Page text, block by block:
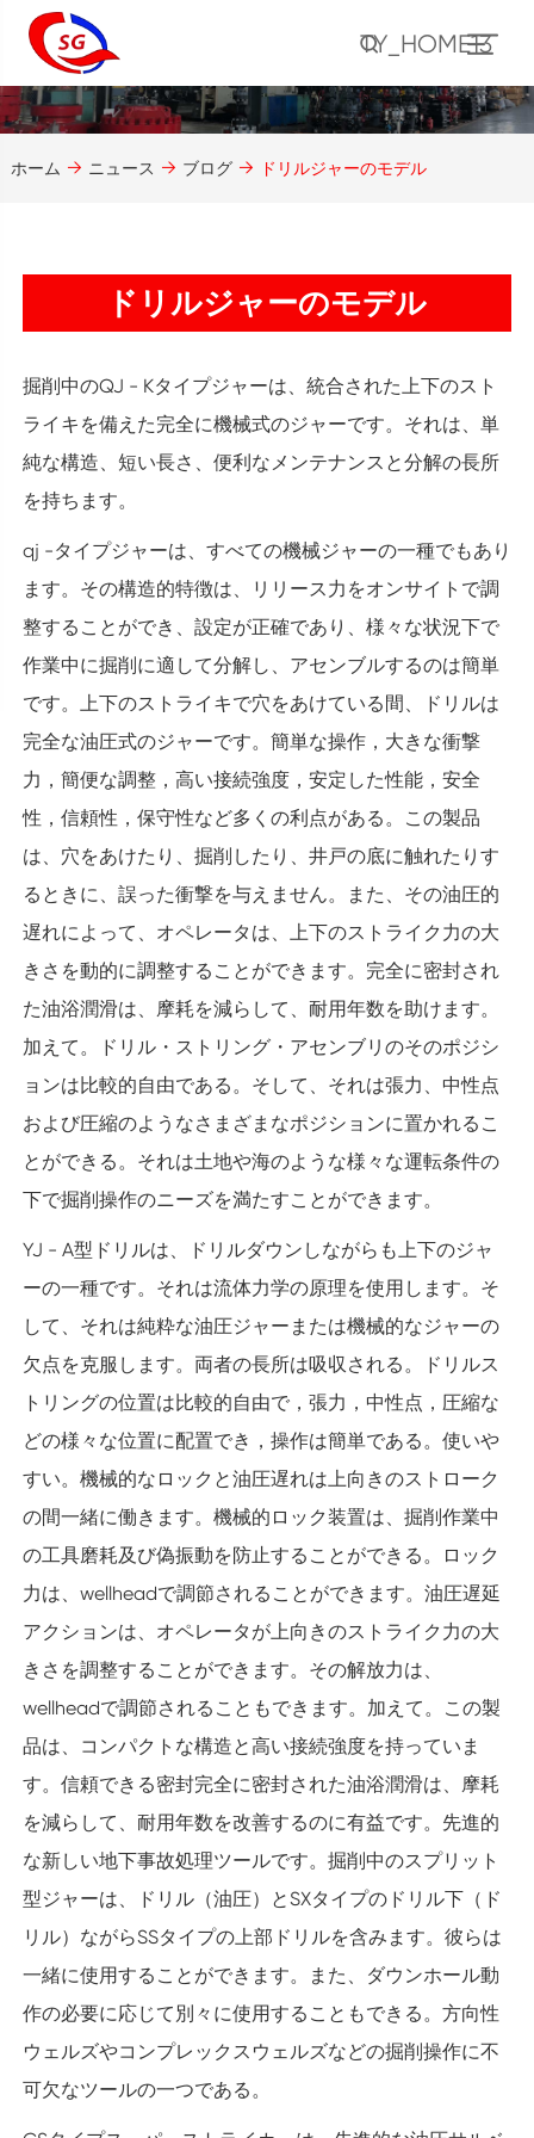
TY_HOME13
ホーム ニュース ブログ ドリルジャーのモデル
ドリルジャーのモデル
掘削中のQJ - Kタイプジャーは、統合された上下のスト
ライキを備えた完全に機械式のジャーです。それは、単
純な構造、短い長さ、便利なメンテナンスと分解の長所
を持ちます。
qj -タイプジャーは、すべての機械ジャーの一種でもあり
ます。その構造的特徴は、リリース力をオンサイトで調
整することができ、設定が正確であり、様々な状況下で
作業中に掘削に適して分解し、アセンブルするのは簡単
です。上下のストライキで穴をあけている間、ドリルは
完全な油圧式のジャーです。簡単な操作，大きな衝撃
力，簡便な調整，高い接続強度，安定した性能，安全
性，信頼性，保守性など多くの利点がある。この製品
は、穴をあけたり、掘削したり、井戸の底に触れたりす
るときに、誤った衝撃を与えません。また、その油圧的
遅れによって、オペレータは、上下のストライク力の大
きさを動的に調整することができます。完全に密封され
た油浴潤滑は、摩耗を減らして、耐用年数を助けます。
加えて。ドリル・ストリング・アセンブリのそのポジシ
ョンは比較的自由である。そして、それは張力、中性点
および圧縮のようなさまざまなポジションに置かれるこ
とができる。それは土地や海のような様々な運転条件の
下で掘削操作のニーズを満たすことができます。
YJ - A型ドリルは、ドリルダウンしながらも上下のジャ
ーの一種です。それは流体力学の原理を使用します。そ
して、それは純粋な油圧ジャーまたは機械的なジャーの
欠点を克服します。両者の長所は吸収される。ドリルス
トリングの位置は比較的自由で，張力，中性点，圧縮な
どの様々な位置に配置でき，操作は簡単である。使いや
すい。機械的なロックと油圧遅れは上向きのストローク
の間一緒に働きます。機械的ロック装置は、掘削作業中
の工具磨耗及び偽振動を防止することができる。ロック
力は、wellheadで調節されることができます。油圧遅延
アクションは、オペレータが上向きのストライク力の大
きさを調整することができます。その解放力は、
wellheadで調節されることもできます。加えて。この製
品は、コンパクトな構造と高い接続強度を持っていま
す。信頼できる密封完全に密封された油浴潤滑は、摩耗
を減らして、耐用年数を改善するのに有益です。先進的
な新しい地下事故処理ツールです。掘削中のスプリット
型ジャーは、ドリル（油圧）とSXタイプのドリル下（ド
リル）ながらSSタイプの上部ドリルを含みます。彼らは
一緒に使用することができます。また、ダウンホール動
作の必要に応じて別々に使用することもできる。方向性
ウェルズやコンプレックスウェルズなどの掘削操作に不
可欠なツールの一つである。